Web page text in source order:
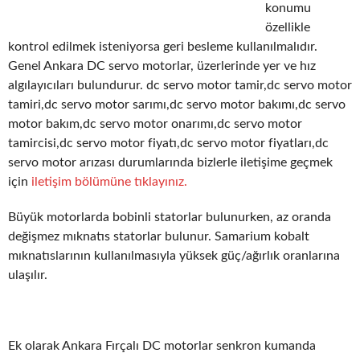
konumu
özellikle
kontrol edilmek isteniyorsa geri besleme kullanılmalıdır.
Genel Ankara DC servo motorlar, üzerlerinde yer ve hız
algılayıcıları bulundurur. dc servo motor tamir,dc servo motor
tamiri,dc servo motor sarımı,dc servo motor bakımı,dc servo
motor bakım,dc servo motor onarımı,dc servo motor
tamircisi,dc servo motor fiyatı,dc servo motor fiyatları,dc
servo motor arızası durumlarında bizlerle iletişime geçmek
için iletişim bölümüne tıklayınız.
Büyük motorlarda bobinli statorlar bulunurken, az oranda
değişmez mıknatıs statorlar bulunur. Samarium kobalt
mıknatıslarının kullanılmasıyla yüksek güç/ağırlık oranlarına
ulaşılır.
Ek olarak Ankara Fırçalı DC motorlar senkron kumanda